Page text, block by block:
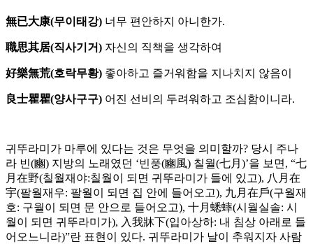
無已大康(무이태강) 너무 편안하지 아니한가.
職思其居(직사기거) 자신의 직책을 생각하여
好樂無荒(호락무황) 좋아하고 즐거워함을 지나치지 않음이
良士瞿瞿(양사구구) 어진 선비의 두려워하고 조심함이니라.
귀뚜라미가 마루에 있다는 것은 무엇을 의미할까? 당시 주나
라 빈(豳) 지방의 노래였던 ‘빈풍(豳風) 칠월(七月)’을 보면, “七
月在野(칠월재야:칠월이 되면 귀뚜라미가 들에 있고), 八月在
宇(팔월재우: 팔월이 되면 집 안에 들어오고), 九月在戶(구월재
호: 구월이 되면 문 안으로 들어오고), 十月蟋蟀(시월실솔: 시
월이 되면 귀뚜라미가), 入我牀下(입아상하: 내 침상 아래로 들
어오느니라)”란 표현이 있다. 귀뚜라미가 날이 추워지자 사람